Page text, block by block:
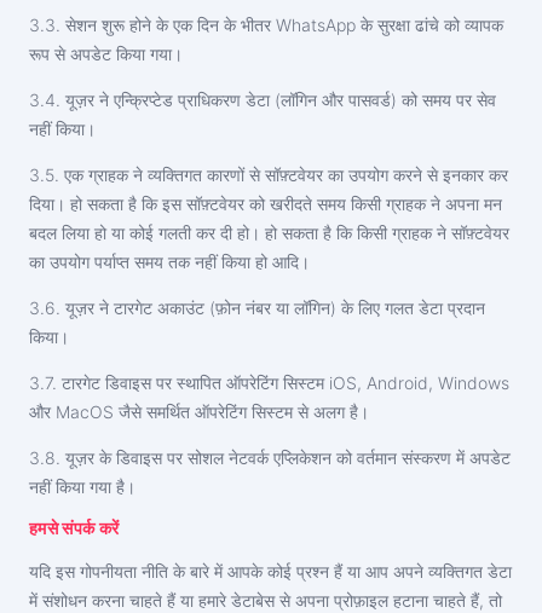
3.3. सेशन शुरू होने के एक दिन के भीतर WhatsApp के सुरक्षा ढांचे को व्यापक
रूप से अपडेट किया गया।
3.4. यूज़र ने एन्क्रिप्टेड प्राधिकरण डेटा (लॉगिन और पासवर्ड) को समय पर सेव
नहीं किया।
3.5. एक ग्राहक ने व्यक्तिगत कारणों से सॉफ़्टवेयर का उपयोग करने से इनकार कर
दिया। हो सकता है कि इस सॉफ़्टवेयर को खरीदते समय किसी ग्राहक ने अपना मन
बदल लिया हो या कोई गलती कर दी हो। हो सकता है कि किसी ग्राहक ने सॉफ़्टवेयर
का उपयोग पर्याप्त समय तक नहीं किया हो आदि।
3.6. यूज़र ने टारगेट अकाउंट (फ़ोन नंबर या लॉगिन) के लिए गलत डेटा प्रदान
किया।
3.7. टारगेट डिवाइस पर स्थापित ऑपरेटिंग सिस्टम iOS, Android, Windows
और MacOS जैसे समर्थित ऑपरेटिंग सिस्टम से अलग है।
3.8. यूज़र के डिवाइस पर सोशल नेटवर्क एप्लिकेशन को वर्तमान संस्करण में अपडेट
नहीं किया गया है।
हमसे संपर्क करें
यदि इस गोपनीयता नीति के बारे में आपके कोई प्रश्न हैं या आप अपने व्यक्तिगत डेटा
में संशोधन करना चाहते हैं या हमारे डेटाबेस से अपना प्रोफ़ाइल हटाना चाहते हैं, तो